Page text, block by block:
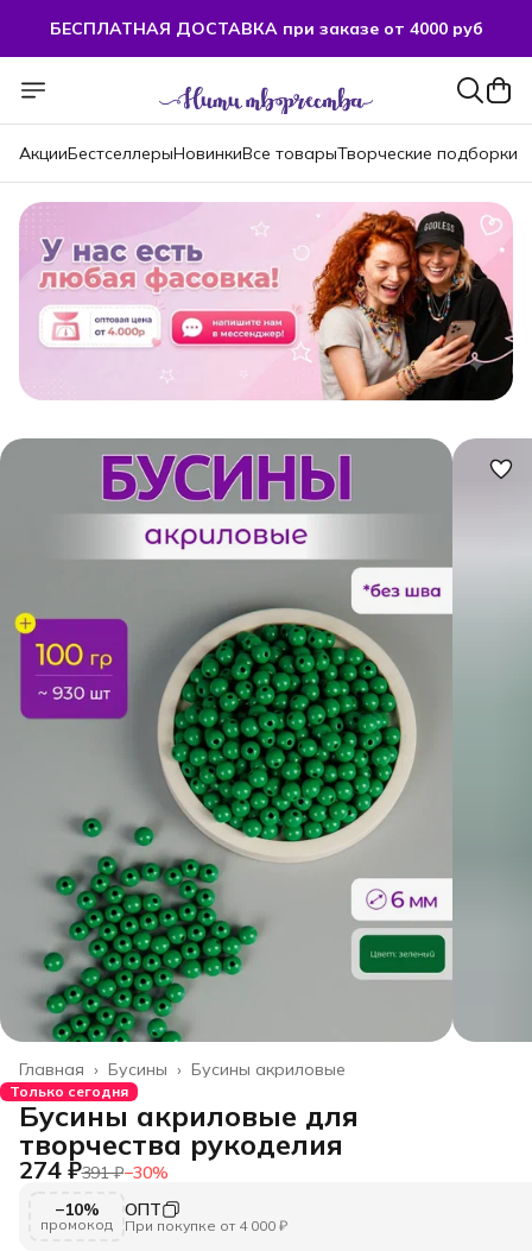
БЕСПЛАТНАЯ ДОСТАВКА при заказе от 4000 руб
АкцииБестселлерыНовинкиВсе товарыТворческие подборки
Бусины акриловые
Бусины ›
Главная ›
Только сегодня
Бусины акриловые для
творчества рукоделия
274 ₽391 ₽−30%
−10%
промокод
ОПТ
При покупке от 4 000 ₽